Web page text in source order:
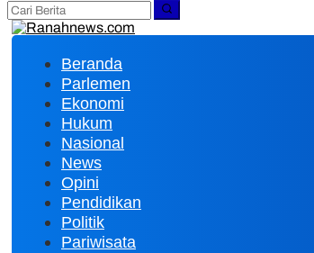
Beranda
Parlemen
Ekonomi
Hukum
Nasional
News
Opini
Pendidikan
Politik
Pariwisata